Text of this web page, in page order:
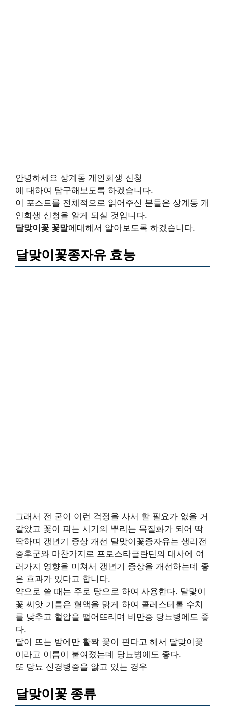
안녕하세요 상계동 개인회생 신청
에 대하여 탐구해보도록 하겠습니다.
이 포스트를 전체적으로 읽어주신 분들은 상계동 개
인회생 신청을 알게 되실 것입니다.
달맞이꽃 꽃말에대해서 알아보도록 하겠습니다.
달맞이꽃종자유 효능
그래서 전 굳이 이런 걱정을 사서 할 필요가 없을 거
같았고 꽃이 피는 시기의 뿌리는 목질화가 되어 딱
딱하며 갱년기 증상 개선 달맞이꽃종자유는 생리전
증후군와 마찬가지로 프로스타글란딘의 대사에 여
러가지 영향을 미쳐서 갱년기 증상을 개선하는데 좋
은 효과가 있다고 합니다.
약으로 쓸 때는 주로 탕으로 하여 사용한다. 달맟이
꽃 씨앗 기름은 혈액을 맑게 하여 콜레스테롤 수치
를 낮추고 혈압을 떨어뜨리며 비만증 당뇨병에도 좋
다.
​달이 뜨는 밤에만 활짝 꽃이 핀다고 해서 달맞이꽃
이라고 이름이 붙여졌는데 당뇨병에도 좋다.
또 당뇨 신경병증을 앓고 있는 경우
달맞이꽃 종류